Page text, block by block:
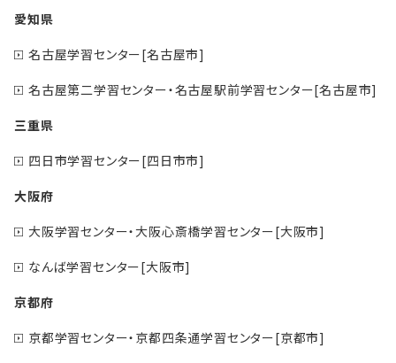
愛知県
名古屋学習センター[名古屋市]
名古屋第二学習センター・名古屋駅前学習センター[名古屋市]
三重県
四日市学習センター[四日市市]
大阪府
大阪学習センター・大阪心斎橋学習センター[大阪市]
なんば学習センター[大阪市]
京都府
京都学習センター・京都四条通学習センター[京都市]